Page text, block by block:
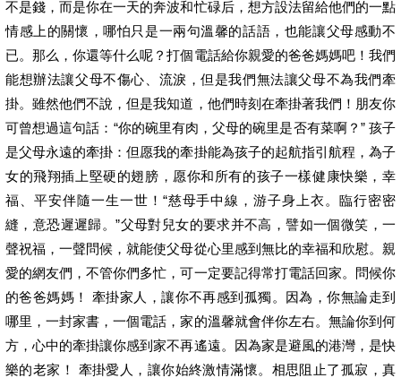
不是錢，而是你在一天的奔波和忙碌后，想方設法留給他們的一點
情感上的關懷，哪怕只是一兩句溫馨的話語，也能讓父母感動不
已。那么，你還等什么呢？打個電話給你親愛的爸爸媽媽吧！我們
能想辦法讓父母不傷心、流淚，但是我們無法讓父母不為我們牽
掛。雖然他們不說，但是我知道，他們時刻在牽掛著我們！朋友你
可曾想過這句話：“你的碗里有肉，父母的碗里是否有菜啊？” 孩子
是父母永遠的牽掛：但愿我的牽掛能為孩子的起航指引航程，為子
女的飛翔插上堅硬的翅膀，愿你和所有的孩子一樣健康快樂，幸
福、平安伴隨一生一世！“慈母手中線，游子身上衣。臨行密密
縫，意恐遲遲歸。”父母對兒女的要求并不高，譬如一個微笑，一
聲祝福，一聲問候，就能使父母從心里感到無比的幸福和欣慰。親
愛的網友們，不管你們多忙，可一定要記得常打電話回家。問候你
的爸爸媽媽！ 牽掛家人，讓你不再感到孤獨。因為，你無論走到
哪里，一封家書，一個電話，家的溫馨就會伴你左右。無論你到何
方，心中的牽掛讓你感到家不再遙遠。因為家是避風的港灣，是快
樂的老家！ 牽掛愛人，讓你始終激情滿懷。相思阻止了孤寂，真